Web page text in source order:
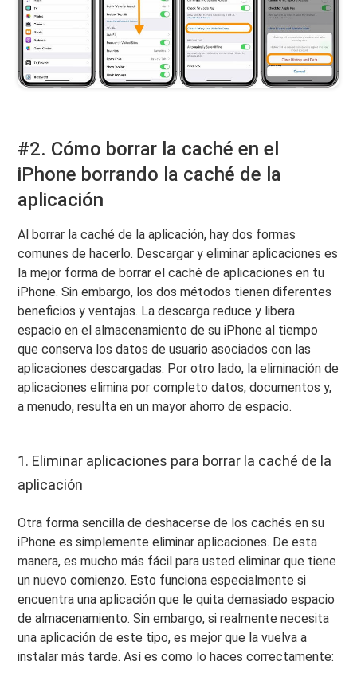
#2. Cómo borrar la caché en el
iPhone borrando la caché de la
aplicación
Al borrar la caché de la aplicación, hay dos formas
comunes de hacerlo. Descargar y eliminar aplicaciones es
la mejor forma de borrar el caché de aplicaciones en tu
iPhone. Sin embargo, los dos métodos tienen diferentes
beneficios y ventajas. La descarga reduce y libera
espacio en el almacenamiento de su iPhone al tiempo
que conserva los datos de usuario asociados con las
aplicaciones descargadas. Por otro lado, la eliminación de
aplicaciones elimina por completo datos, documentos y,
a menudo, resulta en un mayor ahorro de espacio.
1. Eliminar aplicaciones para borrar la caché de la
aplicación
Otra forma sencilla de deshacerse de los cachés en su
iPhone es simplemente eliminar aplicaciones. De esta
manera, es mucho más fácil para usted eliminar que tiene
un nuevo comienzo. Esto funciona especialmente si
encuentra una aplicación que le quita demasiado espacio
de almacenamiento. Sin embargo, si realmente necesita
una aplicación de este tipo, es mejor que la vuelva a
instalar más tarde. Así es como lo haces correctamente: